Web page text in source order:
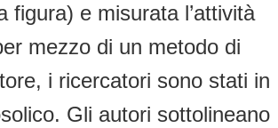
e misurata l’attività
mezzo di un metodo di
i ricercatori sono stati in
Gli autori sottolineano